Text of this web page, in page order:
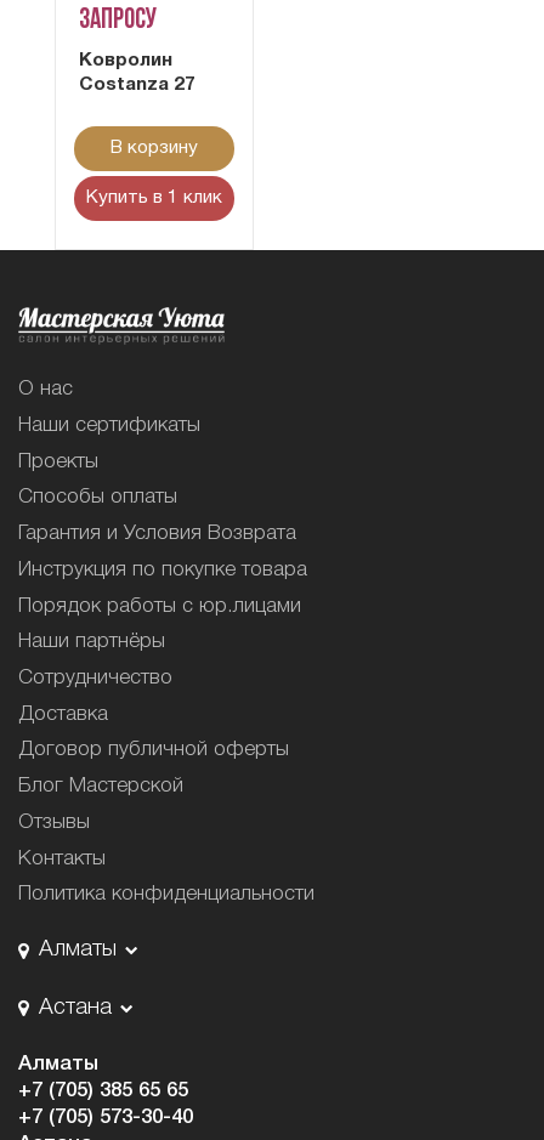
запросу
Ковролин
Costanza 27
В корзину
Купить в 1 клик
О нас
Наши сертификаты
Проекты
Способы оплаты
Гарантия и Условия Возврата
Инструкция по покупке товара
Порядок работы с юр.лицами
Наши партнёры
Сотрудничество
Доставка
Договор публичной оферты
Блог Мастерской
Отзывы
Контакты
Политика конфиденциальности
Алматы
Астана
Алматы
+7 (705) 385 65 65
+7 (705) 573-30-40